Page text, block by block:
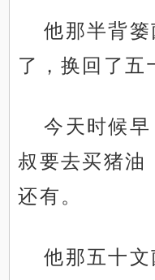
他那半背
了，换回了五
今天时候
叔要去买猪油
还有。
他那五十